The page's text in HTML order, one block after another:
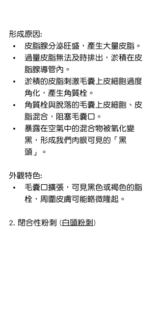
形成原因:
皮脂腺分泌旺盛，產生大量皮脂。
過量皮脂無法及時排出，淤積在皮
脂腺導管內。
淤積的皮脂刺激毛囊上皮細胞過度
角化，產生角質栓。
角質栓與脫落的毛囊上皮細胞、皮
脂混合，阻塞毛囊口。
暴露在空氣中的混合物被氧化變
黑，形成我們肉眼可見的「黑
頭」。
外觀特色:
毛囊口擴張，可見黑色或褐色的脂
栓，周圍皮膚可能略微隆起。
2. 閉合性粉刺 (白頭粉刺 )